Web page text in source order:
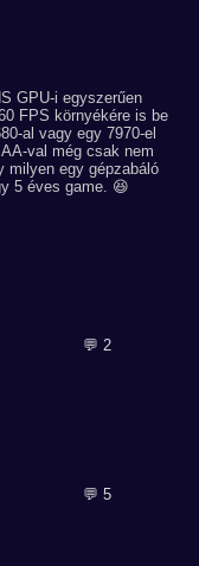
GPU-i egyszerűen
FPS környékére is be
al vagy egy 7970-el
val még csak nem
milyen egy gépzabáló
5 éves game. 😆
💬 2
💬 5